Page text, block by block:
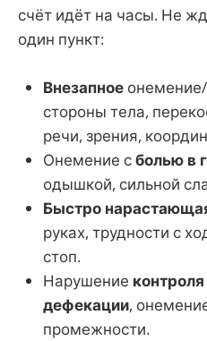
счёт идёт на часы. Не
один пункт:
Внезапное
стороны тела,
речи, зрения,
Онемение сболью в
одышкой, сильной
Быстро
руках, трудности с
стоп.
Нарушение
дефекации,
промежности.